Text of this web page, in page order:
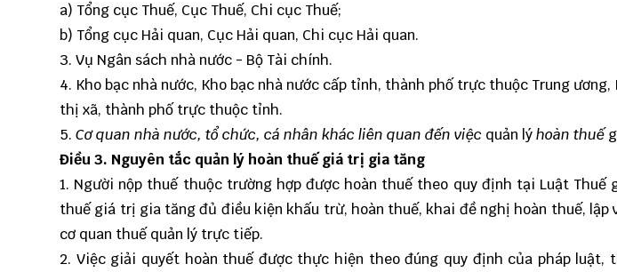
a) Tổng cục Thuế, Cục Thuế, Chi cục Thuế;
b) Tổng cục Hải quan, Cục Hải quan, Chi cục Hải quan.
3. Vụ Ngân sách nhà nước - Bộ Tài chính.
4. Kho bạc nhà nước, Kho bạc nhà nước cấp tỉnh, thành phố trực thuộc Trung ương,
thị xã, thành phố trực thuộc tỉnh.
5. Cơ quan nhà nước, tổ chức, cá nhân khác liên quan đến việc quản lýhoàn thuế
Điều 3. Nguyên tắc quản lý hoàn thuế giá trị gia tăng
1. Người nộp thuế thuộc trường hợp được hoàn thuế theo quy định tại Luật
thuế giá trị gia tăng đủ điều kiện khấu trừ, hoàn thuế, khai đề nghị hoàn thuế, lập
cơ quan thuế quản lý trực tiếp.
2. Việc giải quyết hoàn thuế được thực hiện theo đúng quy định của pháp